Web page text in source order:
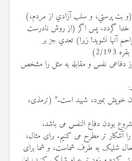
(و بت پرستي، و سلب آزادي از مردم،)
خدا گردد. پس اگر (از روش نادرست
آنها نشويد! زيرا) تعدي جز بر
193)
دفاعی نفس و مقابله به مثل را مشخص
خویش بمیرد، شهید است.” (ترمذی،
بودن دفاع النفس می باشد.
آشکار تر مطرح می کنیم. برای مثال،
شلیک به طرف شماست، و شما برای